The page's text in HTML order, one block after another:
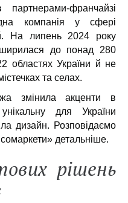
франчайзі
компанія у сфері
На липень 2024 року
до понад 280
областях України й не
та селах.
змінила акценти в
для України
дизайн. Розповідаємо
детальніше.
рішень